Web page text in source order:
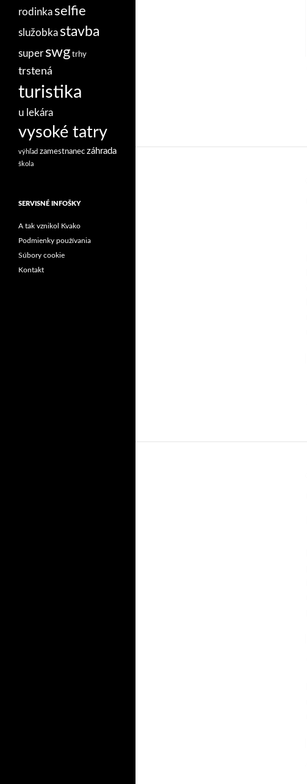
rodinka selfie
služobka stavba
super swg trhy
trstená
turistika
u lekára
vysoké tatry
výhľad zamestnanec záhrada
škola
SERVISNÉ INFOŠKY
A tak vznikol Kvako
Podmienky používania
Súbory cookie
Kontakt